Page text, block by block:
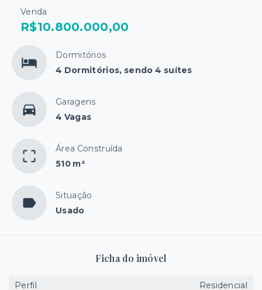
Venda
R$10.800.000,00
Dormitórios
4 Dormitórios, sendo 4 suítes
Garagens
4 Vagas
Área Construída
510 m²
Situação
Usado
Ficha do imóvel
Perfil
Residencial